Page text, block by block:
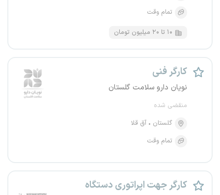
تمام وقت
۱۰ تا ۲۰ میلیون تومان
کارگر فنی
نویان دارو سلامت گلستان
منقضی شده
گلستان
آق قلا
تمام وقت
کارگر جهت اپراتوری دستگاه